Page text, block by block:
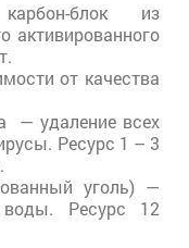
блок из
активированного
от качества
— удаление всех
Ресурс 1 – 3
уголь) —
воды. Ресурс 12